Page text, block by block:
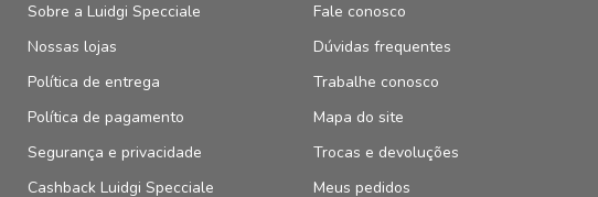
Sobre a Luidgi Specciale
Nossas lojas
Política de entrega
Política de pagamento
Segurança e privacidade
Cashback Luidgi Specciale
Fale conosco
Dúvidas frequentes
Trabalhe conosco
Mapa do site
Trocas e devoluções
Meus pedidos